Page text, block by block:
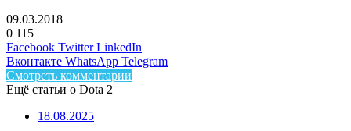
09.03.2018
0 115
Facebook Twitter LinkedIn
Вконтакте WhatsApp Telegram
Смотреть комментарии
Ещё статьи о Dota 2
18.08.2025